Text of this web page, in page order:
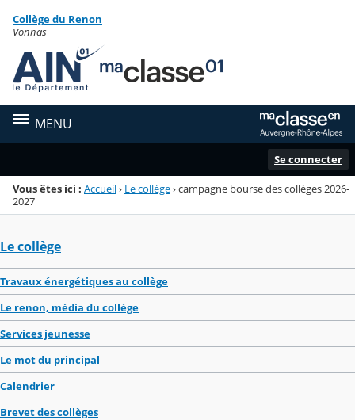
Menu de la rubrique
Contenu
Collège du Renon
Vonnas
MENU
Se connecter
Vous êtes ici : Accueil› Le collège›campagne bourse des collèges 2026-
2027
Le collège
Travaux énergétiques au collège
Le renon, média du collège
Services jeunesse
Le mot du principal
Calendrier
Brevet des collèges